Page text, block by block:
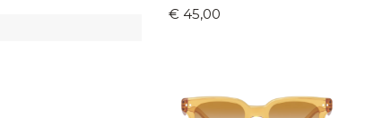
€ 45,00